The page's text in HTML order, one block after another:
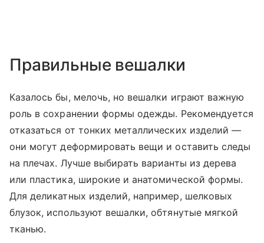
Правильные вешалки
Казалось бы, мелочь, но вешалки играют важную
роль в сохранении формы одежды. Рекомендуется
отказаться от тонких металлических изделий —
они могут деформировать вещи и оставить следы
на плечах. Лучше выбирать варианты из дерева
или пластика, широкие и анатомической формы.
Для деликатных изделий, например, шелковых
блузок, используют вешалки, обтянутые мягкой
тканью.